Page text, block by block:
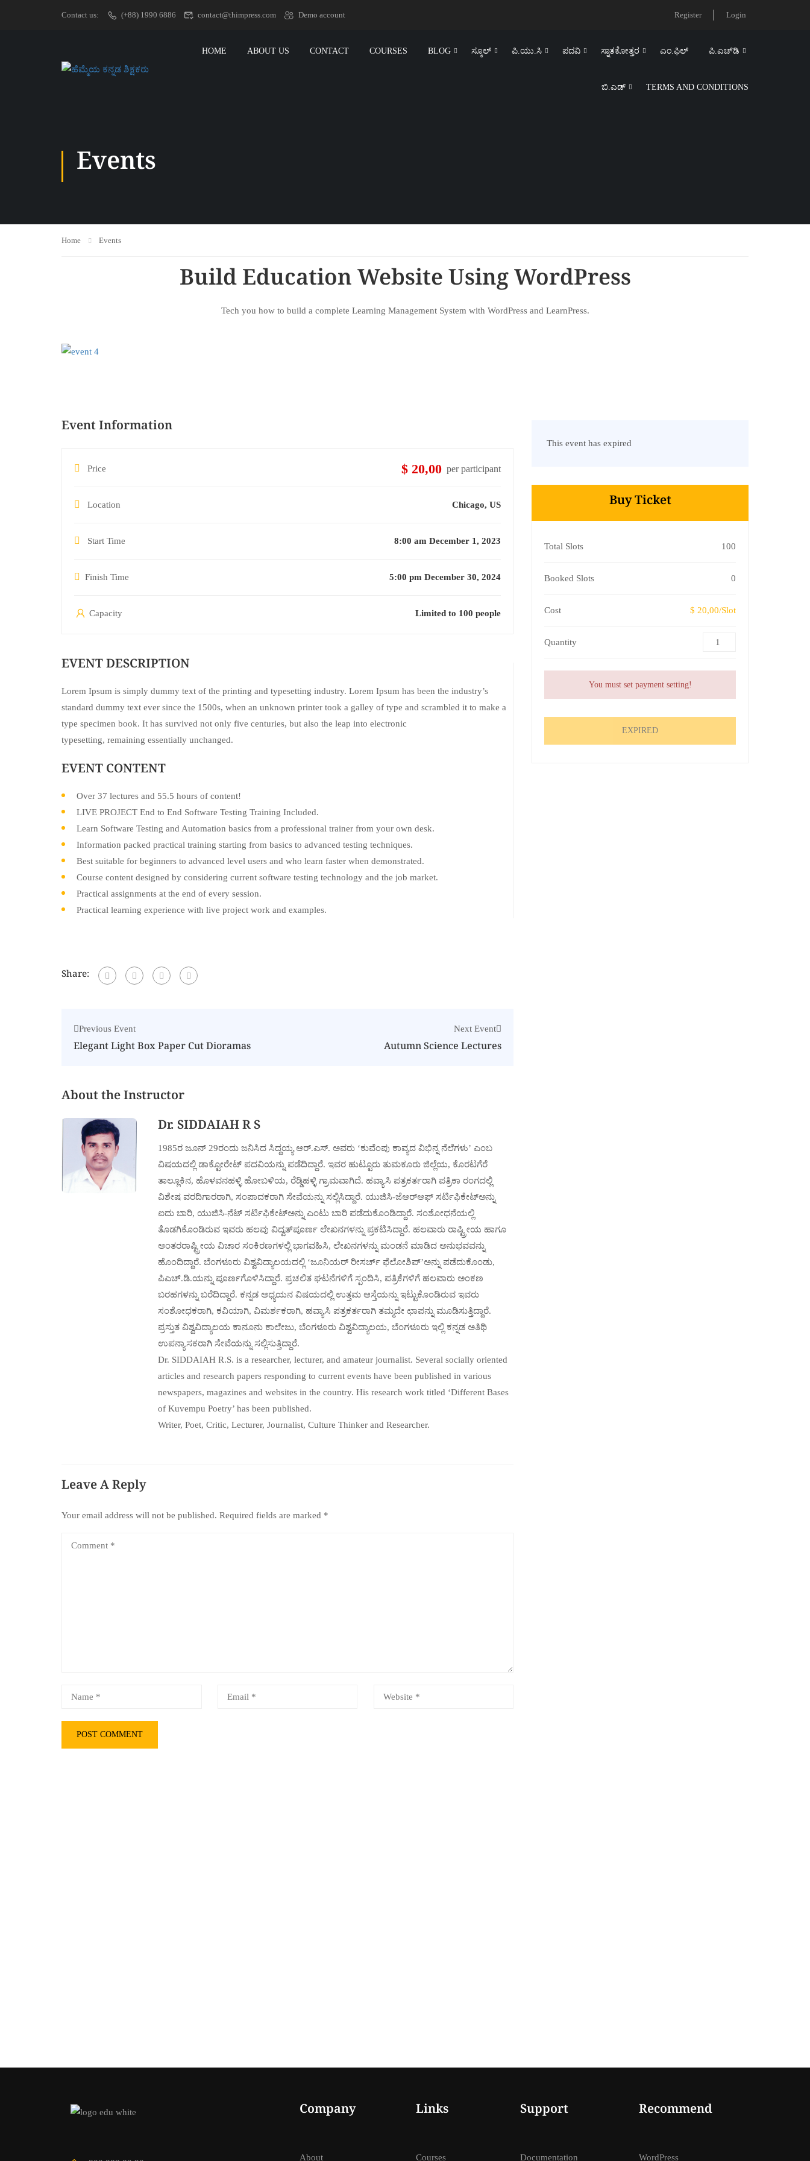
Contact us: (+88) 1990 6886 contact@thimpress.com Demo account Register Login
HOME ABOUT US CONTACT COURSES BLOG ಸ್ಕೂಲ್‌ ಪಿ.ಯು.ಸಿ ಪದವಿ ಸ್ನಾತಕೋತ್ತರ ಎಂ.ಫಿಲ್‌ ಪಿ.ಎಚ್‌ಡಿ
ಬಿ.ಎಡ್‌ TERMS AND CONDITIONS
Events
Home Events
Build Education Website Using WordPress
Tech you how to build a complete Learning Management System with WordPress and LearnPress.
Event Information
Price $ 20,00 per participant
Location Chicago, US
Start Time 8:00 am December 1, 2023
Finish Time 5:00 pm December 30, 2024
Capacity Limited to 100 people
EVENT DESCRIPTION
Lorem Ipsum is simply dummy text of the printing and typesetting industry. Lorem Ipsum has been the industry’s
standard dummy text ever since the 1500s, when an unknown printer took a galley of type and scrambled it to make a
type specimen book. It has survived not only five centuries, but also the leap into electronic
typesetting, remaining essentially unchanged.
EVENT CONTENT
Over 37 lectures and 55.5 hours of content!
LIVE PROJECT End to End Software Testing Training Included.
Learn Software Testing and Automation basics from a professional trainer from your own desk.
Information packed practical training starting from basics to advanced testing techniques.
Best suitable for beginners to advanced level users and who learn faster when demonstrated.
Course content designed by considering current software testing technology and the job market.
Practical assignments at the end of every session.
Practical learning experience with live project work and examples.
Share:
Previous Event
Elegant Light Box Paper Cut Dioramas
Next Event
Autumn Science Lectures
About the Instructor
Dr. SIDDAIAH R S
1985ರ ಜೂನ್ 29ರಂದು ಜನಿಸಿದ ಸಿದ್ದಯ್ಯ ಆರ್.ಎಸ್. ಅವರು ‘ಕುವೆಂಪು ಕಾವ್ಯದ ವಿಭಿನ್ನ ನೆಲೆಗಳು’ ಎಂಬ
ವಿಷಯದಲ್ಲಿ ಡಾಕ್ಟೋರೇಟ್ ಪದವಿಯನ್ನು ಪಡೆದಿದ್ದಾರೆ. ಇವರ ಹುಟ್ಟೂರು ತುಮಕೂರು ಜಿಲ್ಲೆಯ, ಕೊರಟಗೆರೆ
ತಾಲ್ಲೂಕಿನ, ಹೊಳವನಹಳ್ಳಿ ಹೋಬಳಿಯ, ರೆಡ್ಡಿಹಳ್ಳಿ ಗ್ರಾಮವಾಗಿದೆ. ಹವ್ಯಾಸಿ ಪತ್ರಕರ್ತರಾಗಿ ಪತ್ರಿಕಾ ರಂಗದಲ್ಲಿ
ವಿಶೇಷ ವರದಿಗಾರರಾಗಿ, ಸಂಪಾದಕರಾಗಿ ಸೇವೆಯನ್ನು ಸಲ್ಲಿಸಿದ್ದಾರೆ. ಯುಜಿಸಿ-ಜೆಆರ್‌ಆಫ್ ಸರ್ಟಿಫಿಕೇಟ್‌ಅನ್ನು
ಐದು ಬಾರಿ, ಯುಜಿಸಿ-ನೆಟ್ ಸರ್ಟಿಫಿಕೇಟ್‌ಅನ್ನು ಎಂಟು ಬಾರಿ ಪಡೆದುಕೊಂಡಿದ್ದಾರೆ. ಸಂಶೋಧನೆಯಲ್ಲಿ
ತೊಡಗಿಕೊಂಡಿರುವ ಇವರು ಹಲವು ವಿದ್ವತ್‌ಪೂರ್ಣ ಲೇಖನಗಳನ್ನು ಪ್ರಕಟಿಸಿದ್ದಾರೆ. ಹಲವಾರು ರಾಷ್ಟ್ರೀಯ ಹಾಗೂ
ಅಂತರರಾಷ್ಟ್ರೀಯ ವಿಚಾರ ಸಂಕಿರಣಗಳಲ್ಲಿ ಭಾಗವಹಿಸಿ, ಲೇಖನಗಳನ್ನು ಮಂಡನೆ ಮಾಡಿದ ಅನುಭವವನ್ನು
ಹೊಂದಿದ್ದಾರೆ. ಬೆಂಗಳೂರು ವಿಶ್ವವಿದ್ಯಾಲಯದಲ್ಲಿ ‘ಜೂನಿಯರ್ ರೀಸರ್ಚ್ ಫೆಲೋಶಿಪ್’ಅನ್ನು ಪಡೆದುಕೊಂಡು,
ಪಿಎಚ್.ಡಿ.ಯನ್ನು ಪೂರ್ಣಗೊಳಿಸಿದ್ದಾರೆ. ಪ್ರಚಲಿತ ಘಟನೆಗಳಿಗೆ ಸ್ಪಂದಿಸಿ, ಪತ್ರಿಕೆಗಳಿಗೆ ಹಲವಾರು ಅಂಕಣ
ಬರಹಗಳನ್ನು ಬರೆದಿದ್ದಾರೆ. ಕನ್ನಡ ಅಧ್ಯಯನ ವಿಷಯದಲ್ಲಿ ಉತ್ತಮ ಆಸ್ತೆಯನ್ನು ಇಟ್ಟುಕೊಂಡಿರುವ ಇವರು
ಸಂಶೋಧಕರಾಗಿ, ಕವಿಯಾಗಿ, ವಿಮರ್ಶಕರಾಗಿ, ಹವ್ಯಾಸಿ ಪತ್ರಕರ್ತರಾಗಿ ತಮ್ಮದೇ ಛಾಪನ್ನು ಮೂಡಿಸುತ್ತಿದ್ದಾರೆ.
ಪ್ರಸ್ತುತ ವಿಶ್ವವಿದ್ಯಾಲಯ ಕಾನೂನು ಕಾಲೇಜು, ಬೆಂಗಳೂರು ವಿಶ್ವವಿದ್ಯಾಲಯ, ಬೆಂಗಳೂರು ಇಲ್ಲಿ ಕನ್ನಡ ಅತಿಥಿ
ಉಪನ್ಯಾಸಕರಾಗಿ ಸೇವೆಯನ್ನು ಸಲ್ಲಿಸುತ್ತಿದ್ದಾರೆ.
Dr. SIDDAIAH R.S. is a researcher, lecturer, and amateur journalist. Several socially oriented
articles and research papers responding to current events have been published in various
newspapers, magazines and websites in the country. His research work titled ‘Different Bases
of Kuvempu Poetry’ has been published.
Writer, Poet, Critic, Lecturer, Journalist, Culture Thinker and Researcher.
Leave A Reply
Your email address will not be published. Required fields are marked *
This event has expired
Buy Ticket
Total Slots 100
Booked Slots 0
Cost $ 20,00/Slot
Quantity
You must set payment setting!
EXPIRED
Company
About
Links
Courses
Support
Documentation
Recommend
WordPress